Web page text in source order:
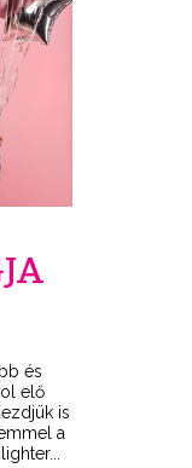
és
elő
is
a